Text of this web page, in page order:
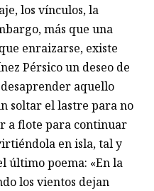
los vínculos, la
más que una
enraizarse, existe
Pérsico un deseo de
desaprender aquello
soltar el lastre para no
a flote para continuar
en isla, tal y
último poema: «En la
los vientos dejan